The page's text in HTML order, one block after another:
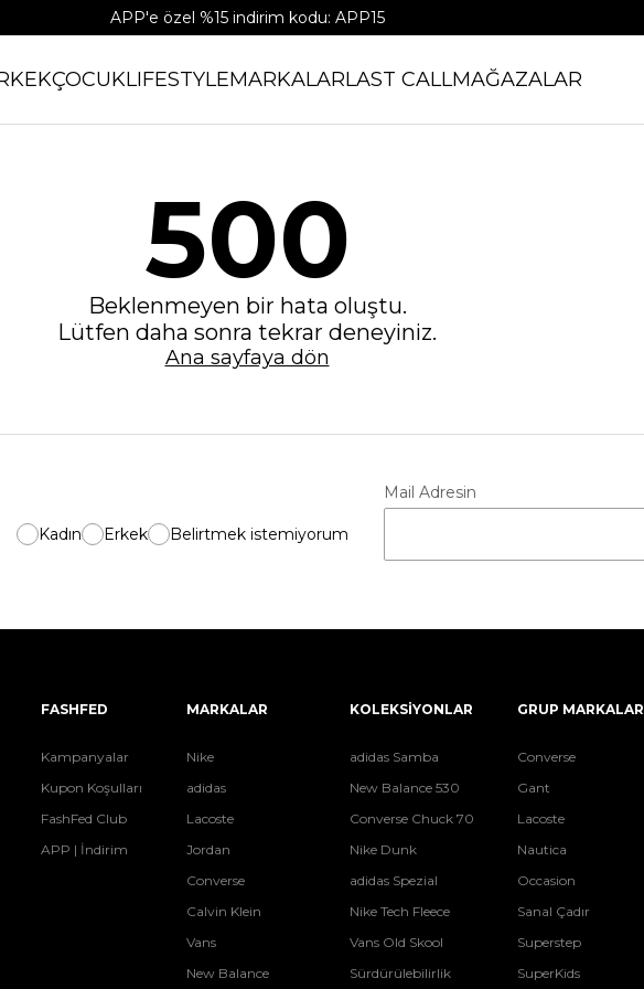
APP'e özel %15 indirim kodu: APP15
ÇOCUKLIFESTYLEMARKALARLAST CALLMAĞAZALAR
500
Beklenmeyen bir hata oluştu.
Lütfen daha sonra tekrar deneyiniz.
Ana sayfaya dön
Kadın Erkek Belirtmek istemiyorum
Mail Adresin
FASHFED
Kampanyalar
Kupon Koşulları
FashFed Club
APP | İndirim
MARKALAR
Nike
adidas
Lacoste
Jordan
Converse
Calvin Klein
Vans
New Balance
KOLEKSİYONLAR
adidas Samba
New Balance 530
Converse Chuck 70
Nike Dunk
adidas Spezial
Nike Tech Fleece
Vans Old Skool
Sürdürülebilirlik
GRUP MARKALAR
Converse
Gant
Lacoste
Nautica
Occasion
Sanal Çadır
Superstep
SuperKids